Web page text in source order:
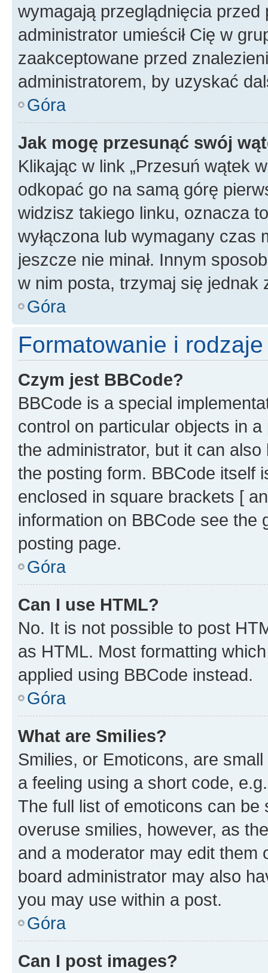
wymagają przeglądnięcia
administrator umieścił Cię w
zaakceptowane przed
administratorem, by uzyskać
Góra
Jak mogę przesunąć swój
Klikając w link „Przesuń wątek
odkopać go na samą górę
widzisz takiego linku, oznacza
wyłączona lub wymagany czas
jeszcze nie minał. Innym
w nim posta, trzymaj się jednak
Góra
Formatowanie i
Czym jest BBCode?
BBCode is a special
control on particular objects in
the administrator, but it can
the posting form. BBCode itself
enclosed in square brackets [
information on BBCode see
posting page.
Góra
Can I use HTML?
No. It is not possible to post
as HTML. Most formatting
applied using BBCode instead.
Góra
What are Smilies?
Smilies, or Emoticons, are
a feeling using a short code,
The full list of emoticons can
overuse smilies, however, as
and a moderator may edit them
board administrator may also
you may use within a post.
Góra
Can I post images?